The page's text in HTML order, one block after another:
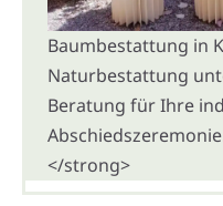
Baumbestattung in
Naturbestattung
Beratung für Ihre
</strong>